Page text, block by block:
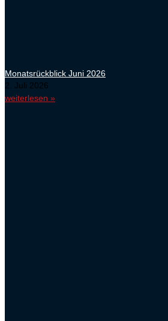
Monatsrückblick Juni 2026
2. Juli 2026
weiterlesen »